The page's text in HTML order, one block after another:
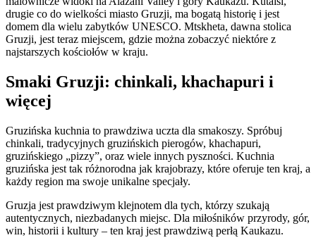
drugie co do wielkości miasto Gruzji, ma bogatą historię i jest
domem dla wielu zabytków UNESCO. Mtskheta, dawna stolica
Gruzji, jest teraz miejscem, gdzie można zobaczyć niektóre z
najstarszych kościołów w kraju.
Smaki Gruzji: chinkali, khachapuri i
więcej
Gruzińska kuchnia to prawdziwa uczta dla smakoszy. Spróbuj
chinkali, tradycyjnych gruzińskich pierogów, khachapuri,
gruzińskiego „pizzy”, oraz wiele innych pyszności. Kuchnia
gruzińska jest tak różnorodna jak krajobrazy, które oferuje ten kraj, a
każdy region ma swoje unikalne specjały.
Gruzja jest prawdziwym klejnotem dla tych, którzy szukają
autentycznych, niezbadanych miejsc. Dla miłośników przyrody, gór,
win, historii i kultury – ten kraj jest prawdziwą perłą Kaukazu.